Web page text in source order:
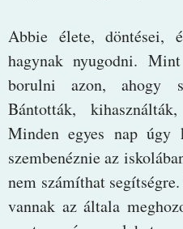
Abbie élete, döntései,
hagynak nyugodni.
borulni azon, ahogy
Bántották,
Minden egyes nap
szembenéznie az
nem számíthat
vannak az általa